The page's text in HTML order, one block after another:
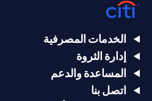
الخدمات المصرفية
إدارة الثروة
المساعدة والدعم
اتصل بنا